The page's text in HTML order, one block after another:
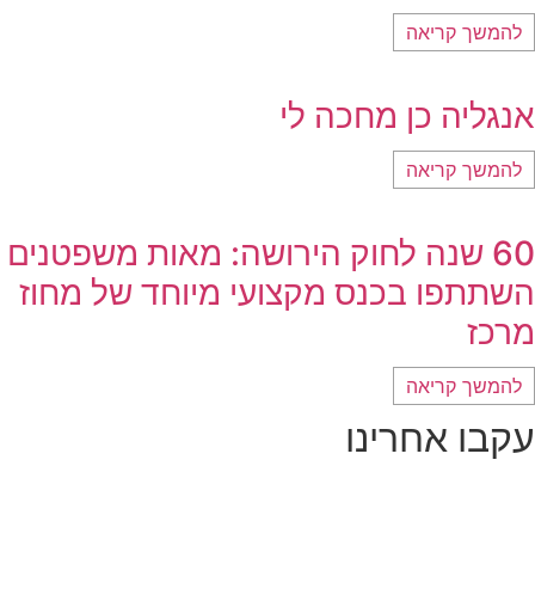
להמשך קריאה
אנגליה כן מחכה לי
להמשך קריאה
60 שנה לחוק הירושה: מאות משפטנים
השתתפו בכנס מקצועי מיוחד של מחוז
מרכז
להמשך קריאה
עקבו אחרינו